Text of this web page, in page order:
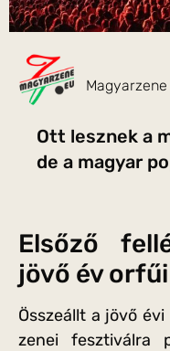
Magyarzene
Ott lesznek a
de a magyar
Elsőző
jövő év
Összeállt a jövő
zenei fesztiválra